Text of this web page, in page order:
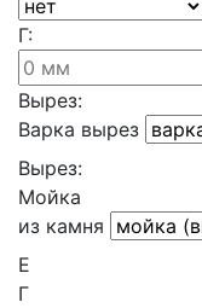
Г:
Вырез:
Варка вырез
Вырез:
Мойка
из камня
Е
Г